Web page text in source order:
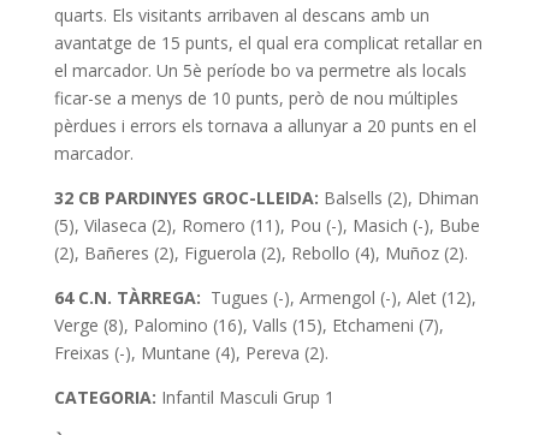
quarts. Els visitants arribaven al descans amb un
avantatge de 15 punts, el qual era complicat retallar en
el marcador. Un 5è període bo va permetre als locals
ficar-se a menys de 10 punts, però de nou múltiples
pèrdues i errors els tornava a allunyar a 20 punts en el
marcador.
32 CB PARDINYES GROC-LLEIDA: Balsells (2), Dhiman
(5), Vilaseca (2), Romero (11), Pou (-), Masich (-), Bube
(2), Bañeres (2), Figuerola (2), Rebollo (4), Muñoz (2).
64 C.N. TÀRREGA: Tugues (-), Armengol (-), Alet (12),
Verge (8), Palomino (16), Valls (15), Etchameni (7),
Freixas (-), Muntane (4), Pereva (2).
CATEGORIA: Infantil Masculi Grup 1